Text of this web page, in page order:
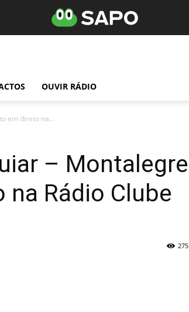
OUVIR RÁDIO
em direto na...
– Montalegre
Rádio Clube
275